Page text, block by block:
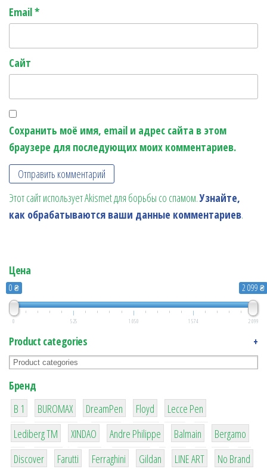
Email*
Сайт
Сохранить моё имя, email и адрес сайта в этом
браузере для последующих моих комментариев.
Этот сайт использует Akismet для борьбы со спамом.Узнайте,
как обрабатываются ваши данные комментариев.
Цена
0 ₴ 2 099 ₴
0 525 1 050 1 574 2 099
Product categories +
Бренд
B 1
1
BUROMAX
1
DreamPen
2
Floyd
2
Lecce Pen
3
Lediberg ТМ
3
XINDAO
1
Andre Philippe
4
Balmain
26
Bergamo
64
Discover
299
Farutti
4
Ferraghini
42
Gildan
4
LINE ART
90
No Brand